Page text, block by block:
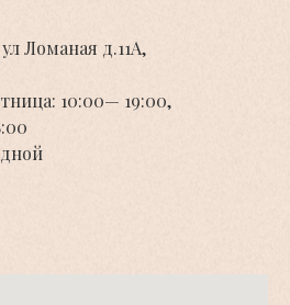
Ломаная д.11А,
10:00— 19:00,